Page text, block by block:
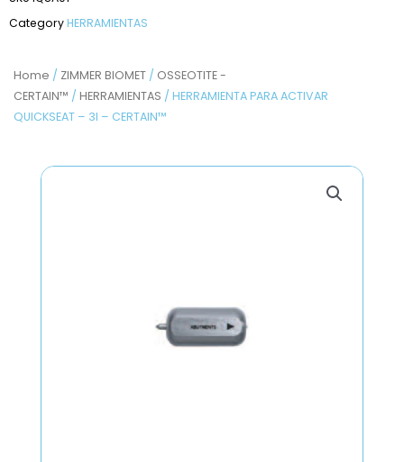
Home / ZIMMER BIOMET / OSSEOTITE -
CERTAIN™ / HERRAMIENTAS / HERRAMIENTA PARA ACTIVAR
QUICKSEAT – 3I – CERTAIN™
Category HERRAMIENTAS